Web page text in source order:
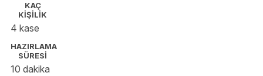
KAÇ
KİŞİLİK
4 kase
HAZIRLAMA
SÜRESİ
10 dakika